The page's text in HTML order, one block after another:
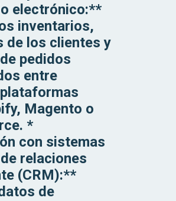
electrónico:**
inventarios,
de los clientes y
pedidos
entre
Magento o
*
con sistemas
relaciones
(CRM):**
de